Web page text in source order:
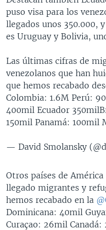
puso visa para los
llegados unos 350.000,
es Uruguay y Bolivia,
Las últimas cifras de
venezolanos que han
que hemos recabado
Colombia: 1.6M Perú:
400mil Ecuador
150mil Panamá: 100mil
— David Smolansky
Otros países de
llegado migrantes y
hemos recabado en la
Dominicana: 40mil
Curaçao: 26mil